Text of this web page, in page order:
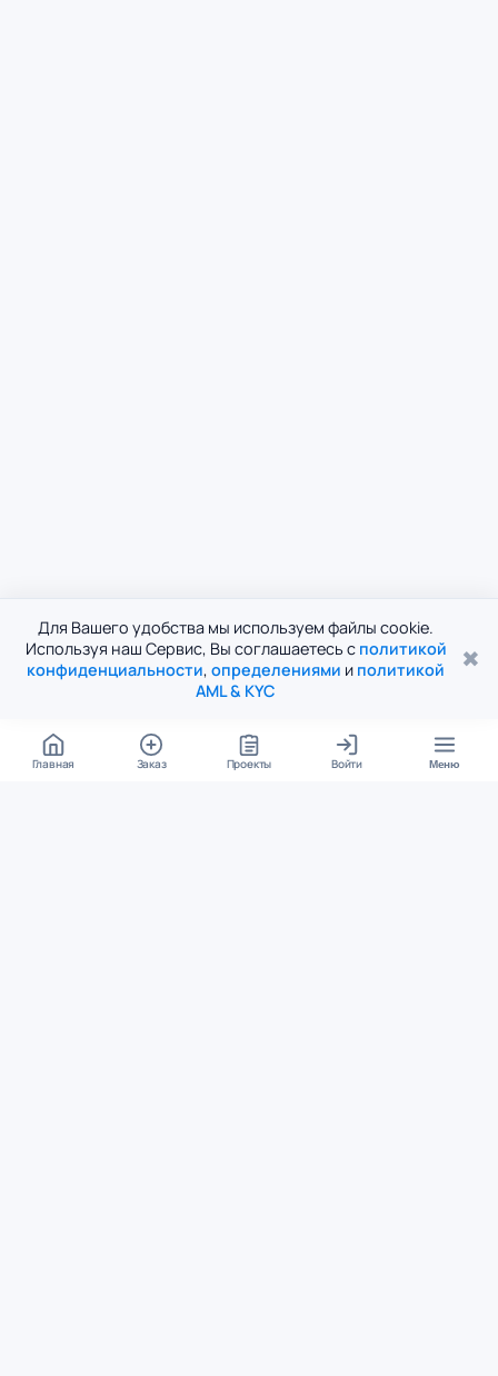
Для Вашего удобства мы используем файлы cookie.
Используя наш Сервис, Вы соглашаетесь с политикой
конфиденциальности, определениями и политикой
AML & KYC
✖
Главная Заказ Проекты Войти Меню